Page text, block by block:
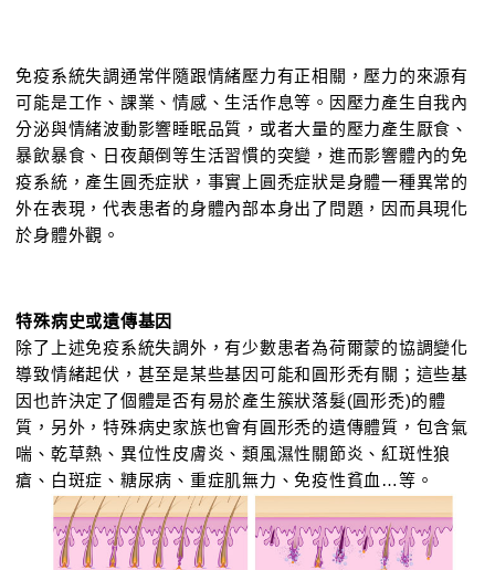
免疫系統失調通常伴隨跟情緒壓力有正相關，壓力的來源有
可能是工作、課業、情感、生活作息等。因壓力產生自我內
分泌與情緒波動影響睡眠品質，或者大量的壓力產生厭食、
暴飲暴食、日夜顛倒等生活習慣的突變，進而影響體內的免
疫系統，產生圓禿症狀，事實上圓禿症狀是身體一種異常的
外在表現，代表患者的身體內部本身出了問題，因而具現化
於身體外觀。
特殊病史或遺傳基因
除了上述免疫系統失調外，有少數患者為荷爾蒙的協調變化
導致情緒起伏，甚至是某些基因可能和圓形禿有關；這些基
因也許決定了個體是否有易於產生簇狀落髮(圓形禿)的體
質，另外，特殊病史家族也會有圓形禿的遺傳體質，包含氣
喘、乾草熱、異位性皮膚炎、類風濕性關節炎、紅斑性狼
瘡、白斑症、糖尿病、重症肌無力、免疫性貧血…等。